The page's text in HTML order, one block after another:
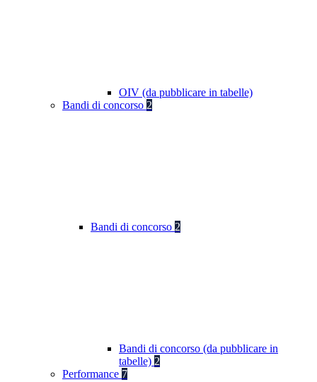
OIV (da pubblicare in tabelle)
Bandi di concorso 2
Bandi di concorso 2
Bandi di concorso (da pubblicare in
tabelle) 2
Performance 7